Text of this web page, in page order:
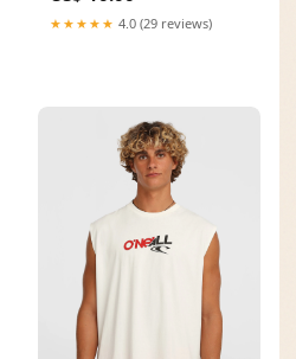
★★★★★ 4.0 (29 reviews)